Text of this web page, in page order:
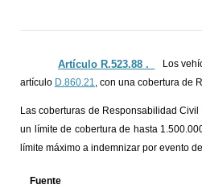
Artículo R.523.88 ._
Los
artículo D.860.21, con una cobertura de
Las coberturas de Responsabilidad
un límite de cobertura de hasta
límite máximo a indemnizar por evento
Fuente